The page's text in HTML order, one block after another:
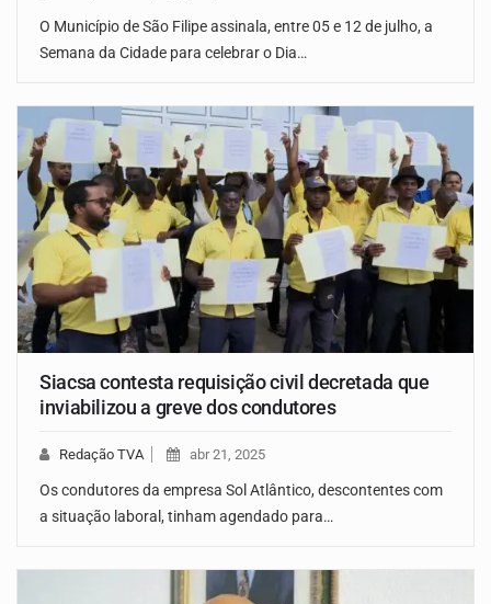
O Município de São Filipe assinala, entre 05 e 12 de julho, a
Semana da Cidade para celebrar o Dia…
Siacsa contesta requisição civil decretada que
inviabilizou a greve dos condutores
Redação TVA abr 21, 2025
Os condutores da empresa Sol Atlântico, descontentes com
a situação laboral, tinham agendado para…